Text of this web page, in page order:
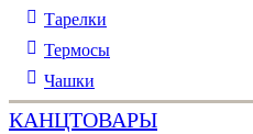
Тарелки
Термосы
Чашки
КАНЦТОВАРЫ